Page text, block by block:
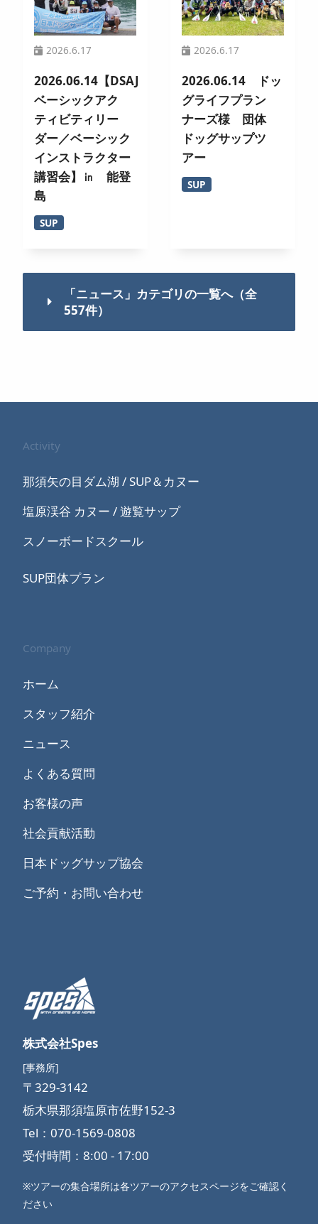
2026.6.17
2026.06.14【DSAJ
ベーシックアク
ティビティリー
ダー／ベーシック
インストラクター
講習会】㏌ 能登
島
SUP
2026.6.17
2026.06.14 ドッ
グライフプラン
ナーズ様 団体
ドッグサップツ
アー
SUP
「ニュース」カテゴリの一覧へ（全
557件）
Activity
那須矢の目ダム湖 / SUP＆カヌー
塩原渓谷 カヌー / 遊覧サップ
スノーボードスクール
SUP団体プラン
Company
ホーム
スタッフ紹介
ニュース
よくある質問
お客様の声
社会貢献活動
日本ドッグサップ協会
ご予約・お問い合わせ
株式会社Spes
[事務所]
〒329-3142
栃木県那須塩原市佐野152-3
Tel：070-1569-0808
受付時間：8:00 - 17:00
※ツアーの集合場所は各ツアーのアクセスページをご確認く
ださい